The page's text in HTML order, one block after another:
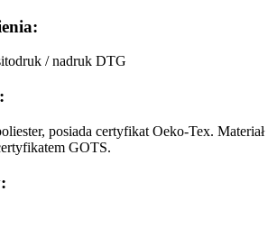
/ nadruk DTG
posiada certyfikat Oeko-Tex. Materiał
GOTS.